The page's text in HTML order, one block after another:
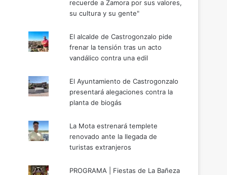
recuerde a Zamora por sus valores,
su cultura y su gente"
El alcalde de Castrogonzalo pide
frenar la tensión tras un acto
vandálico contra una edil
El Ayuntamiento de Castrogonzalo
presentará alegaciones contra la
planta de biogás
La Mota estrenará templete
renovado ante la llegada de
turistas extranjeros
PROGRAMA | Fiestas de La Bañeza